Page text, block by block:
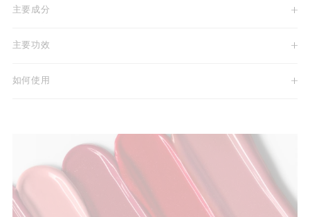
主要成分
主要功效
如何使用